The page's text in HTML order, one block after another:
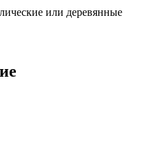
или деревянные